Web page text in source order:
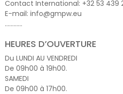
Contact International: +32 53 439
E-mail: info@gmpw.eu
…………
HEURES D’OUVERTURE
Du LUNDI AU VENDREDI
De 09h00 à 19h00.
SAMEDI
De 09h00 à 17h00.